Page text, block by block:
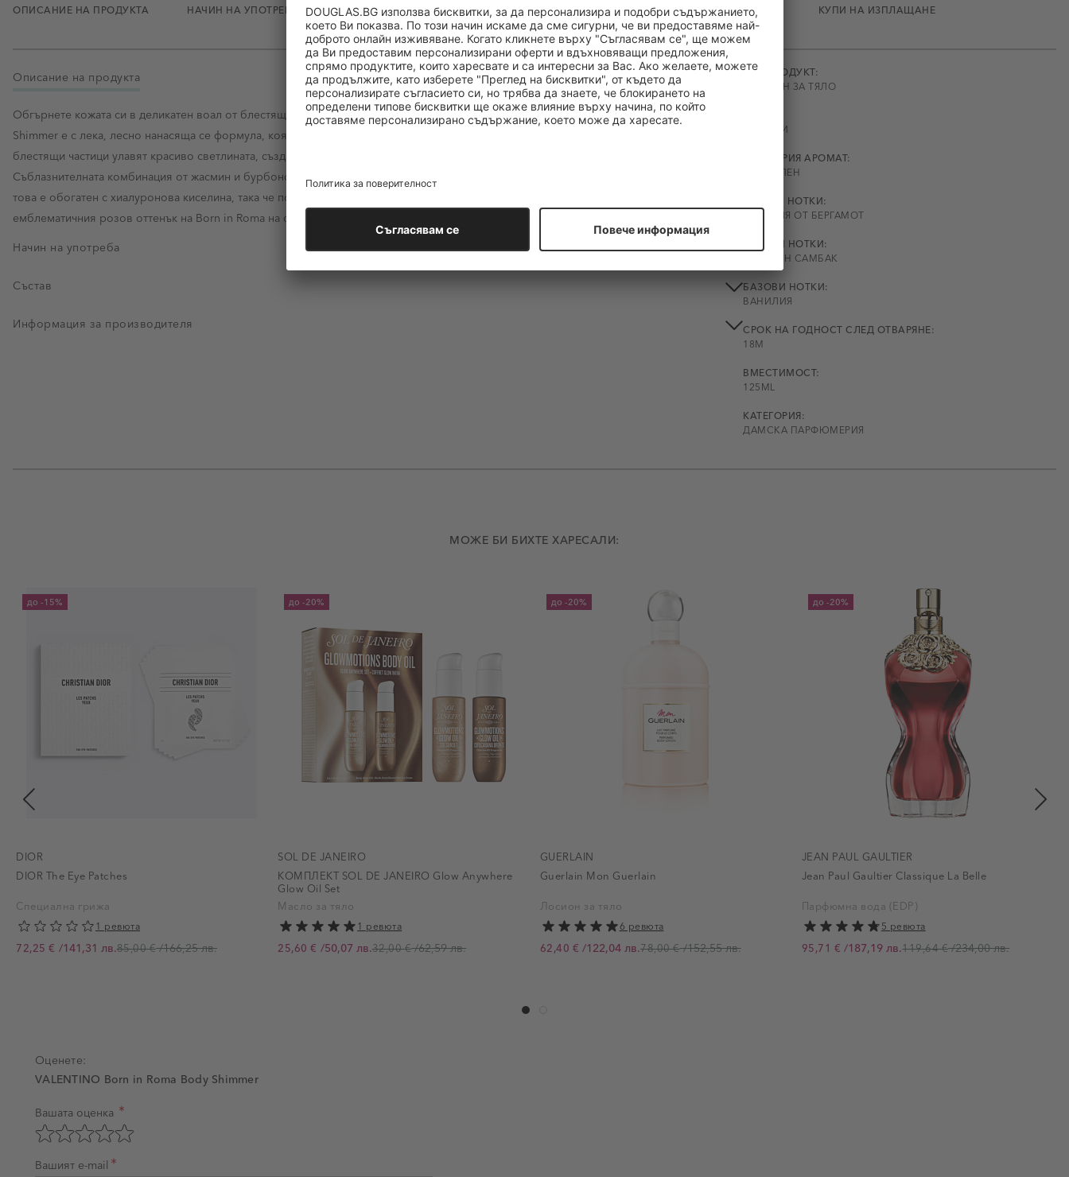
ОПИСАНИЕ НА ПРОДУКТА НАЧИН НА УПОТРЕБА СЪСТАВ ИНФОРМАЦИЯ ЗА ПРОИЗВОДИТЕЛЯ ОЦЕНКА НА ПОТРЕБИТЕЛИ КУПИ НА ИЗПЛАЩАНЕ
ТИП ПРОДУКТ:
ЛОСИОН ЗА ТЯЛО
ДАМСКИ
КАТЕГОРИЯ АРОМАТ:
ФЛОРАЛЕН
ВРЪХНИ НОТКИ:
ЕСЕНЦИЯ ОТ БЕРГАМОТ
СРЕДНИ НОТКИ:
ЖАСМИН САМБАК
БАЗОВИ НОТКИ:
ВАНИЛИЯ
СРОК НА ГОДНОСТ СЛЕД ОТВАРЯНЕ:
18M
ВМЕСТИМОСТ:
125ML
КАТЕГОРИЯ:
ДАМСКА ПАРФЮМЕРИЯ
Описание на продукта
Обгърнете кожата си в деликатен воал от блестящи частици и аромат, който не може да бъде забравен. Valentino Born In Roma Body
Shimmer е с лека, лесно нанасяща се формула, която се плъзга по кожата, оставяйки я мека, гладка и с фин аромат. Деликатните
блестящи частици улавят красиво светлината, създавайки многоизмерен блясък, който подсилва естествения ви блясък.
Съблазнителната комбинация от жасмин и бурбонска ванилия просто ви пленява и създава аура на женственост около вас. Освен
това е обогатен с хиалуронова киселина, така че поддържа кожата хидратирана и свежа през целия ден. Удобната опаковка, украсена с
емблематичния розов оттенък на Born in Roma на фона на елегантно черно, го прави елегантно допълнение към вашата колекция.
Начин на употреба
Състав
Информация за производителя
МОЖЕ БИ БИХТЕ ХАРЕСАЛИ:
до -15%
DIOR
DIOR The Eye Patches
Специална грижа
1 ревюта
Промо цена
72,25 € /141,31 лв.85,00 €/166,25 лв.
до -20%
SOL DE JANEIRO
КОМПЛЕКТ SOL DE JANEIRO Glow Anywhere
Glow Oil Set
Масло за тяло
1 ревюта
Промо цена
25,60 € /50,07 лв.32,00 €/62,59 лв.
до -20%
GUERLAIN
Guerlain Mon Guerlain
Лосион за тяло
6 ревюта
Промо цена
62,40 € /122,04 лв.78,00 €/152,55 лв.
до -20%
JEAN PAUL GAULTIER
Jean Paul Gaultier Classique La Belle
Парфюмна вода (EDP)
5 ревюта
Промо цена
95,71 € /187,19 лв.119,64 €/234,00 лв.
Оценете:
VALENTINO Born in Roma Body Shimmer
Оценка на продукт
Вашата оценка
Оценете с 1 звезда от 5
Оценете с 2 звезди от 5
Оценете с 3 звезди от 5
Оценете с 4 звезди от 5
Оценете с 5 звезди от 5
Вашият e-mail